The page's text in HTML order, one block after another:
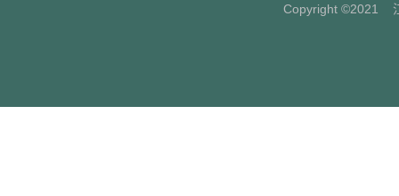
Copyright ©2021